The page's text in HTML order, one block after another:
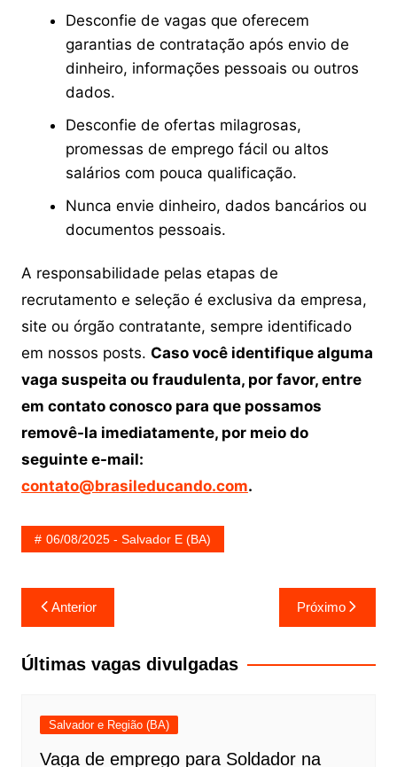
Desconfie de vagas que oferecem
garantias de contratação após envio de
dinheiro, informações pessoais ou outros
dados.
Desconfie de ofertas milagrosas,
promessas de emprego fácil ou altos
salários com pouca qualificação.
Nunca envie dinheiro, dados bancários ou
documentos pessoais.
A responsabilidade pelas etapas de
recrutamento e seleção é exclusiva da empresa,
site ou órgão contratante, sempre identificado
em nossos posts. Caso você identifique alguma
vaga suspeita ou fraudulenta, por favor, entre
em contato conosco para que possamos
removê-la imediatamente, por meio do
seguinte e-mail:
contato@brasileducando.com.
06/08/2025 - Salvador E (BA)
Navegação
de
Post
Anterior Próximo
Últimas vagas divulgadas
Salvador e Região (BA)
Vaga de emprego para Soldador na